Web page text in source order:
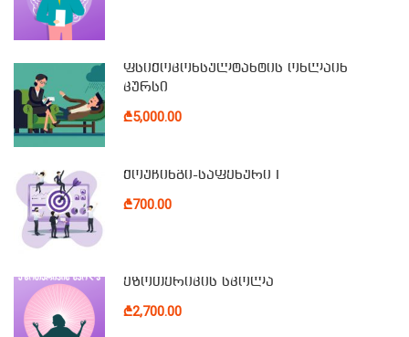
ფსიქოკონსულტანტის ონლაინ
კურსი
₾5,000.00
ქოუჩინგი-საფეხური I
₾700.00
ეზოთერიკის სკოლა
₾2,700.00